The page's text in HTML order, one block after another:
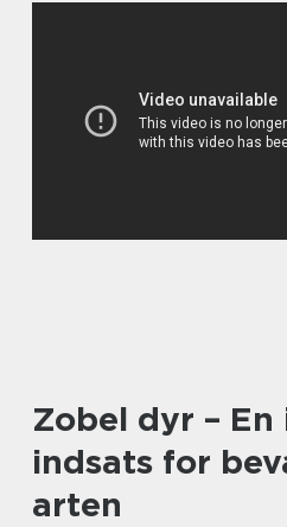
Zobel dyr –
indsats for
arten